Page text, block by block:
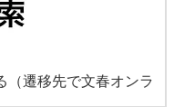
（遷移先で文春オンラ